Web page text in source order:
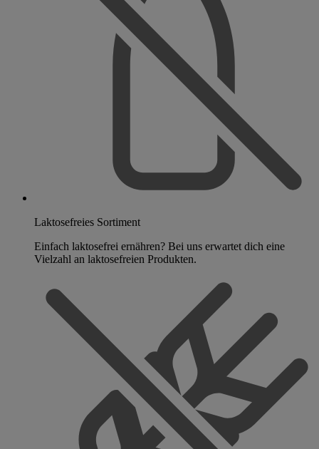
Laktosefreies Sortiment
Einfach laktosefrei ernähren? Bei uns erwartet dich eine
Vielzahl an laktosefreien Produkten.